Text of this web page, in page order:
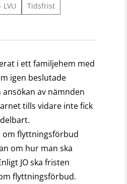
Tidsfrist
i ett familjehem med
igen beslutade
av nämnden
tills vidare inte fick
om flyttningsförbud
om hur man ska
JO ska fristen
flyttningsförbud.